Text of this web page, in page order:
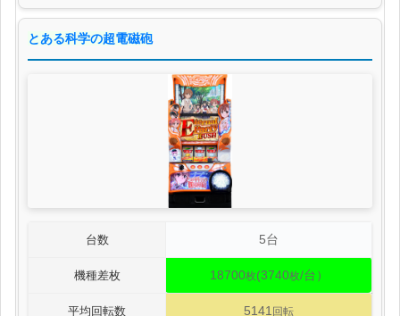
とある科学の超電磁砲
台数 5台
機種差枚 18700枚(3740枚/台）
平均回転数 5141 回転